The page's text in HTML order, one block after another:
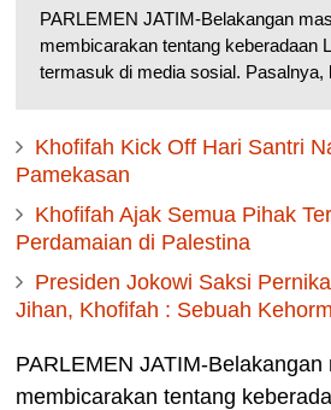
PARLEMEN JATIM-Belakangan
membicarakan tentang keberadaan
termasuk di media sosial. Pasalnya,
Khofifah Kick Off Hari Santri
Pamekasan
Khofifah Ajak Semua Pihak
Perdamaian di Palestina
Presiden Jokowi Saksi
Jihan, Khofifah : Sebuah
PARLEMEN JATIM-
membicarakan tentang